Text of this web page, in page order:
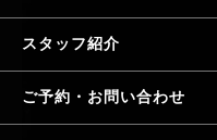
スタッフ紹介
ご予約・お問い合わせ